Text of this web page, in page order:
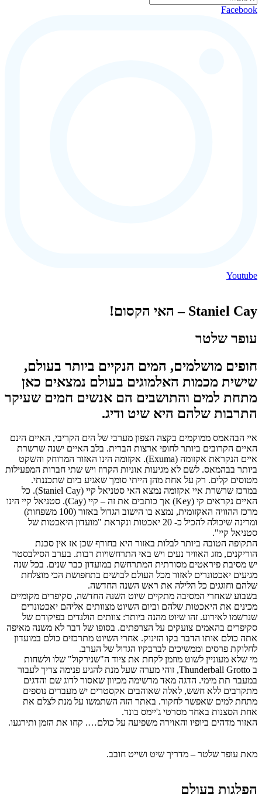
Facebook
Youtube
Staniel Cay – האי הקסום!
עופר שלטר
חופים מושלמים, המים הנקיים ביותר בעולם,
שישית מכמות האלמוגים בעולם נמצאים כאן
מתחת למים והתושבים הם אנשים חמים שעיקר
התרבות שלהם היא שיט ודיג.
איי הבהאמס ממוקמים בקצה הצפון מערבי של הים הקריבי, האיים הינם
האיים הקרובים ביותר לחופי ארצות הברית. בלב האיים ישנה שרשרת
איים הנקראת אקזומה (Exuma). אקזומה הינו האזור המרוחק והשקט
ביותר בבהמאס. לשם לא מגיעות אוניות הקרוז ויש שתי חברות המפעילות
מטוסים קלים. רק על אחת מהן הייתי סומך שאגיע ביום שתכננתי.
במרכז שרשרת איי אקזומה נמצא האי סטניאל קיי (Staniel Cay). כל
האיים נקראים קי (Key) אך כותבים את זה – קיי (Cay). סטניאל קיי הינו
מרכז ההוויה האקזומית, נמצא בו הישוב הגדול באזור (100 משפחות)
ומרינה שיכולה להכיל כ- 20 יאכטות ונקראת "מועדון היאכטות של
סטניאל קיי".
התקופה הטובה ביותר לבלות באזור היא בחורף שכן אז אין סכנת
הוריקנים, מזג האוויר נעים ויש באי התרחשויות רבות. בערב הסילבסטר
יש מסיבת פיראטים מסורתית המתרחשת במועדון כבר שנים. בכל שנה
מגיעים יאכטונרים לאזור מכל העולם לבושים בתחפושת הכי מוצלחת
שלהם וחוגגים כל הלילה את ראש השנה החדשה.
בשבוע שאחרי המסיבה מתקיים שיוט השנה החדשה, סקיפרים מקומיים
מכינים את היאכטות שלהם וביום השיוט מצוותים אליהם יאכטונרים
שנרשמו לאירוע. זהו שיוט מהנה ביותר: צוותים הולנדים בפיקודם של
סקיפרים בהאמים צועקים על הצרפתים. בסופו של דבר לא משנה מאיפה
אתה כולם אותו הדבר בקו הזינוק. אחרי השיוט מתרכזים כולם במועדון
לחלוקת פרסים וממשיכים לברבקיו הגדול של הערב.
מי שלא מעוניין לשוט מוזמן לקחת את ציוד ה"שנירקול" שלו ולשחות
ב Thunderball Grotto, זוהי מערה שעל מנת להגיע פנימה צריך לעבור
במעבר תת מימי. הדגה מאד מרשימה מכיוון שאסור לדוג שם והדגים
מתקרבים ללא חשש, לאלה שאוהבים אקסטרים יש מעברים נוספים
מתחת למים שאפשר לחקור. באתר הזה השתמשו על מנת לצלם את
אחת הסצנות באחד מסרטי ג'יימס בונד.
האזור מדהים ביופיו והאוירה משפיעה על כולם…. קחו את הזמן ותירגעו.
מאת עופר שלטר – מדריך שיט ושייט חובב.
הפלגות בעולם